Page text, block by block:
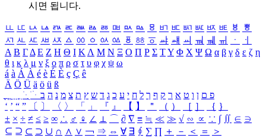
시면 됩니다.
ㅥ ㅦ ㅧ ㅨ ㅩ ㅪ ㅫ ㅬ ㅭ ㅮ ㅯ ㅰ ㅱ ㅲ ㅳ ㅴ ㅵ ㅶ ㅷ ㅸ
ㅹ
ㅺ ㅻ ㅼ ㅽ ㅾ ㅿ ㆀ ㆁ ㆂ ㆃ ㆄ ㆅ ㆆ ㆇ ㆈ ㆉ ㆊ ㆋ ㆌ ㆍ
ㆎ
Α Β ΓΔ Ε Ζ Η Θ Ι ΚΛ Μ Ν Ξ Ο Π Ρ Σ ΤΥ Φ Χ Ψ Ω α β γ δ ε ζ η
θ ι κ λ μ ν ξ ο π ρ σ τ υ φ χ ψ ω
á à Á À é è É È ç Ç ê
Ä Ö Ü ä ö ü ß
ִֶֹ ֻּ ׁׂ פ ם ן ו ט א ר ק ף ך ל ח י ע כ ג ד ש ץ ת צ מ נ ה ב
‘ ’ “ ” 〔 〕 〈 〉 「 」 『 』 【 】 ＂ （ ） ［ ］ ｛ ｝
± × ÷ ≠ ≤ ≥ ∞ ∴ ♂ ♀ ∠ ⊥ ⌒ ∂ ∇ ≡ ≒ ≪ ≫ √ ∽ ∝ ∵ ∫ ∬ ∈ ∋
⊆ ⊇ ⊂ ⊃ ∪ ∩ ∧ ∨ ￢ ⇒ ⇔ ∀ ∃ ∮ ∑ ∏ ＋ － ＜ ＝
＞